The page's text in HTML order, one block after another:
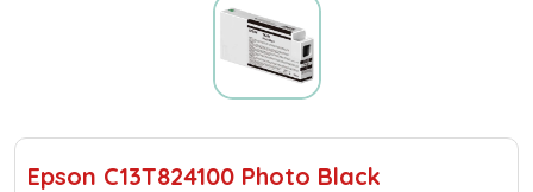
Epson C13T824100 Photo Black